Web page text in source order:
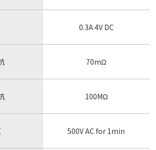
0.3A 4V DC
70mΩ
100MΩ
500V AC for 1min